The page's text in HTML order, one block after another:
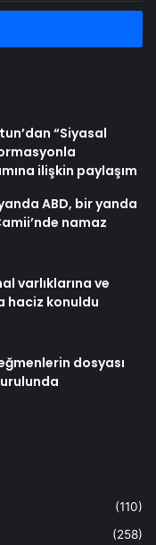
“Siyasal
ilişkin paylaşım
ABD, bir yanda
namaz
varlıklarına ve
haciz konuldu
dosyası
(110)
(258)